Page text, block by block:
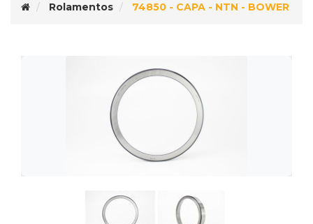
Rolamentos 74850 - CAPA - NTN - BOWER